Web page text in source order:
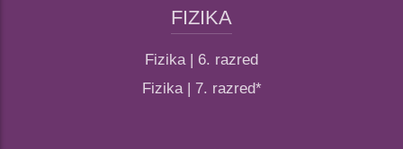
FIZIKA
Fizika | 6. razred
Fizika | 7. razred*